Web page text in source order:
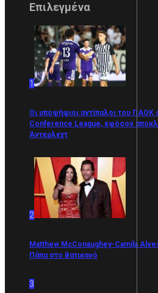
Επιλεγμένα
1
Οι υποψήφιοι αντίπαλοι του ΠΑΟΚ
Conference League, εφόσον
Άντερλεχτ
2
Matthew McConaughey-Camila
Πάπα στο Βατικανό
3